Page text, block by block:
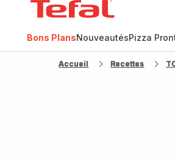
Bons PlansNouveautésPizza
Accueil Recettes